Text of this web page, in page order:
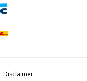
Disclaimer